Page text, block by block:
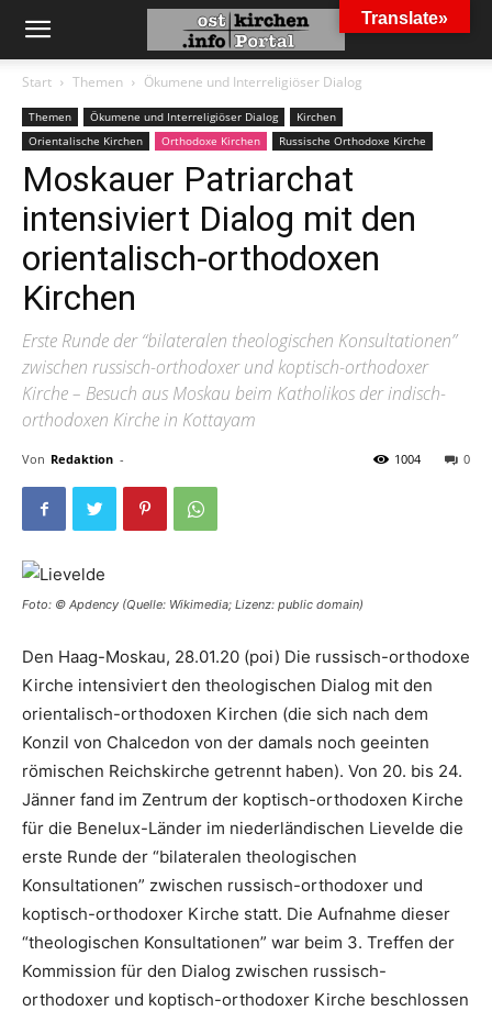
Start Themen Ökumene und Interreligiöser Dialog
Themen Ökumene und Interreligiöser Dialog
Kirchen
Orientalische Kirchen
Orthodoxe Kirchen Russische Orthodoxe Kirche
Moskauer Patriarchat
intensiviert Dialog mit den
orientalisch-orthodoxen
Kirchen
Erste Runde der “bilateralen theologischen Konsultationen”
zwischen russisch-orthodoxer und koptisch-orthodoxer
Kirche – Besuch aus Moskau beim Katholikos der indisch-
orthodoxen Kirche in Kottayam
Von Redaktion - 0
1004
Foto: © Apdency (Quelle: Wikimedia; Lizenz: public domain)
Den Haag-Moskau, 28.01.20 (poi) Die russisch-orthodoxe
Kirche intensiviert den theologischen Dialog mit den
orientalisch-orthodoxen Kirchen (die sich nach dem
Konzil von Chalcedon von der damals noch geeinten
römischen Reichskirche getrennt haben). Von 20. bis 24.
Jänner fand im Zentrum der koptisch-orthodoxen Kirche
für die Benelux-Länder im niederländischen Lievelde die
erste Runde der “bilateralen theologischen
Konsultationen” zwischen russisch-orthodoxer und
koptisch-orthodoxer Kirche statt. Die Aufnahme dieser
“theologischen Konsultationen” war beim 3. Treffen der
Kommission für den Dialog zwischen russisch-
orthodoxer und koptisch-orthodoxer Kirche beschlossen
Translate»